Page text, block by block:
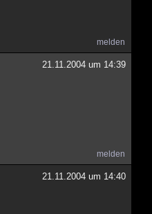
melden
21.11.2004 um 14:39
melden
21.11.2004 um 14:40